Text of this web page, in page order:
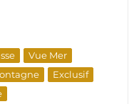
Vue Mer
Exclusif